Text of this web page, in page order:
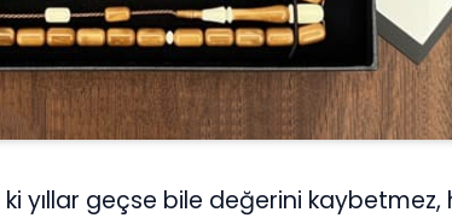
ki yıllar geçse bile değerini